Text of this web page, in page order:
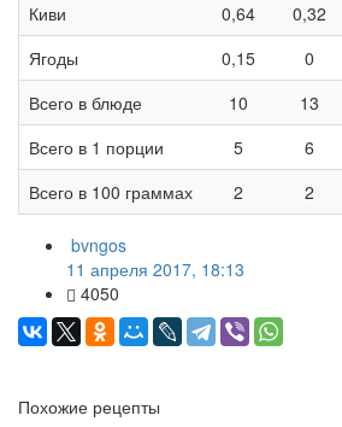
Киви
0,64 0,32
Ягоды
0,15 0
Всего в блюде
10 13
Всего в 1 порции
5 6
Всего в 100 граммах
2 2
bvngos
11 апреля 2017, 18:13
4050
Похожие рецепты